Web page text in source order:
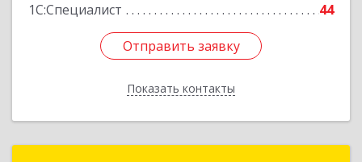
1С:Специалист
44
Отправить заявку
Показать контакты
Отправить заявку
Назад